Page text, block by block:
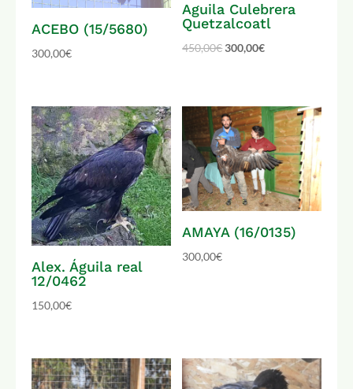
ACEBO (15/5680)
300,00€
Aguila Culebrera
Quetzalcoatl
450,00€300,00€
Alex. Águila real
12/0462
150,00€
AMAYA (16/0135)
300,00€